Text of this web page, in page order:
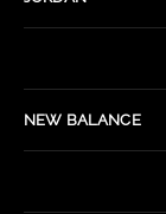
NEW BALANCE